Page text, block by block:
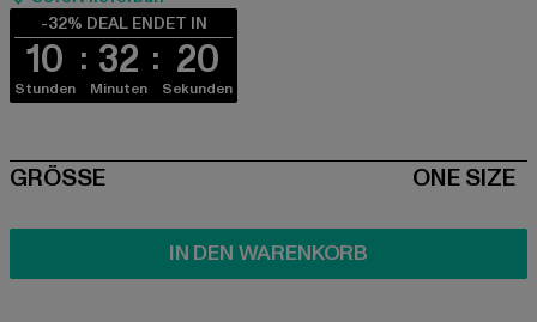
-32% DEAL ENDET IN
10
Stunden
32
Minuten
20
Sekunden
SIZE
GRÖSSE ONE SIZE
IN DEN WARENKORB